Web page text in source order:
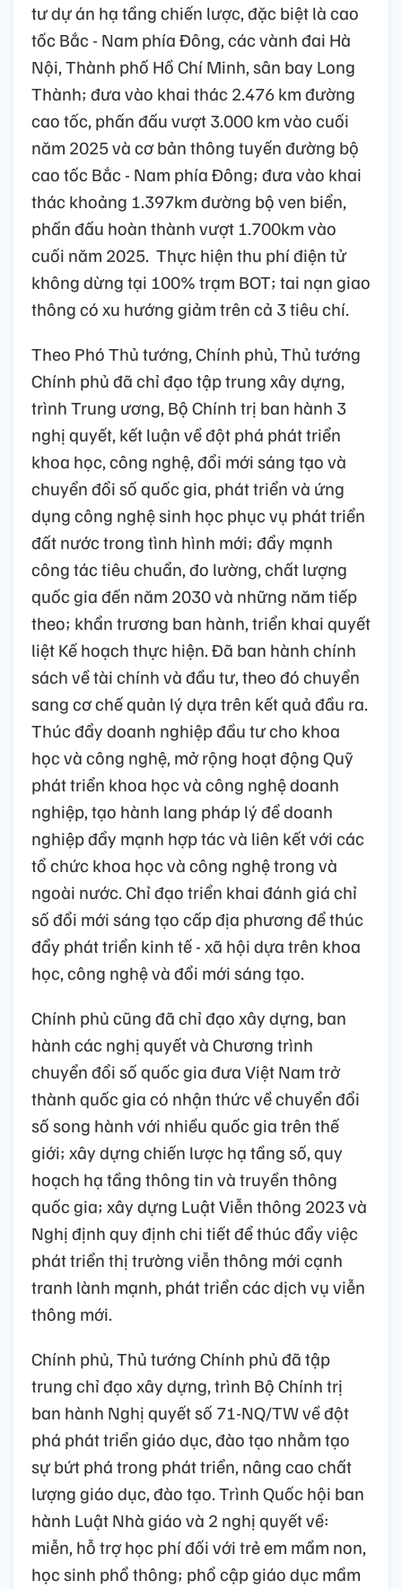
tư dự án hạ tầng chiến lược, đặc biệt là cao
tốc Bắc - Nam phía Đông, các vành đai Hà
Nội, Thành phố Hồ Chí Minh, sân bay Long
Thành; đưa vào khai thác 2.476 km đường
cao tốc, phấn đấu vượt 3.000 km vào cuối
năm 2025 và cơ bản thông tuyến đường bộ
cao tốc Bắc - Nam phía Đông; đưa vào khai
thác khoảng 1.397km đường bộ ven biển,
phấn đấu hoàn thành vượt 1.700km vào
cuối năm 2025. Thực hiện thu phí điện tử
không dừng tại 100% trạm BOT; tai nạn giao
thông có xu hướng giảm trên cả 3 tiêu chí.
Theo Phó Thủ tướng, Chính phủ, Thủ tướng
Chính phủ đã chỉ đạo tập trung xây dựng,
trình Trung ương, Bộ Chính trị ban hành 3
nghị quyết, kết luận về đột phá phát triển
khoa học, công nghệ, đổi mới sáng tạo và
chuyển đổi số quốc gia, phát triển và ứng
dụng công nghệ sinh học phục vụ phát triển
đất nước trong tình hình mới; đẩy mạnh
công tác tiêu chuẩn, đo lường, chất lượng
quốc gia đến năm 2030 và những năm tiếp
theo; khẩn trương ban hành, triển khai quyết
liệt Kế hoạch thực hiện. Đã ban hành chính
sách về tài chính và đầu tư, theo đó chuyển
sang cơ chế quản lý dựa trên kết quả đầu ra.
Thúc đẩy doanh nghiệp đầu tư cho khoa
học và công nghệ, mở rộng hoạt động Quỹ
phát triển khoa học và công nghệ doanh
nghiệp, tạo hành lang pháp lý để doanh
nghiệp đẩy mạnh hợp tác và liên kết với các
tổ chức khoa học và công nghệ trong và
ngoài nước. Chỉ đạo triển khai đánh giá chỉ
số đổi mới sáng tạo cấp địa phương để thúc
đẩy phát triển kinh tế - xã hội dựa trên khoa
học, công nghệ và đổi mới sáng tạo.
Chính phủ cũng đã chỉ đạo xây dựng, ban
hành các nghị quyết và Chương trình
chuyển đổi số quốc gia đưa Việt Nam trở
thành quốc gia có nhận thức về chuyển đổi
số song hành với nhiều quốc gia trên thế
giới; xây dựng chiến lược hạ tầng số, quy
hoạch hạ tầng thông tin và truyền thông
quốc gia; xây dựng Luật Viễn thông 2023 và
Nghị định quy định chi tiết để thúc đẩy việc
phát triển thị trường viễn thông mới cạnh
tranh lành mạnh, phát triển các dịch vụ viễn
thông mới.
Chính phủ, Thủ tướng Chính phủ đã tập
trung chỉ đạo xây dựng, trình Bộ Chính trị
ban hành Nghị quyết số 71-NQ/TW về đột
phá phát triển giáo dục, đào tạo nhằm tạo
sự bứt phá trong phát triển, nâng cao chất
lượng giáo dục, đào tạo. Trình Quốc hội ban
hành Luật Nhà giáo và 2 nghị quyết về:
miễn, hỗ trợ học phí đối với trẻ em mầm non,
học sinh phổ thông; phổ cập giáo dục mầm